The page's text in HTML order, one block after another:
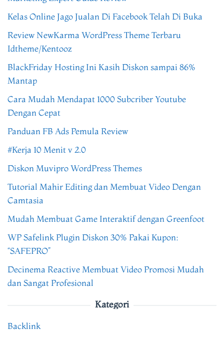
Kelas Online Jago Jualan Di Facebook Telah Di Buka
Review NewKarma WordPress Theme Terbaru
Idtheme/Kentooz
BlackFriday Hosting Ini Kasih Diskon sampai 86%
Mantap
Cara Mudah Mendapat 1000 Subcriber Youtube
Dengan Cepat
Panduan FB Ads Pemula Review
#Kerja 10 Menit v 2.0
Diskon Muvipro WordPress Themes
Tutorial Mahir Editing dan Membuat Video Dengan
Camtasia
Mudah Membuat Game Interaktif dengan Greenfoot
WP Safelink Plugin Diskon 30% Pakai Kupon:
“SAFEPRO”
Decinema Reactive Membuat Video Promosi Mudah
dan Sangat Profesional
Kategori
Backlink